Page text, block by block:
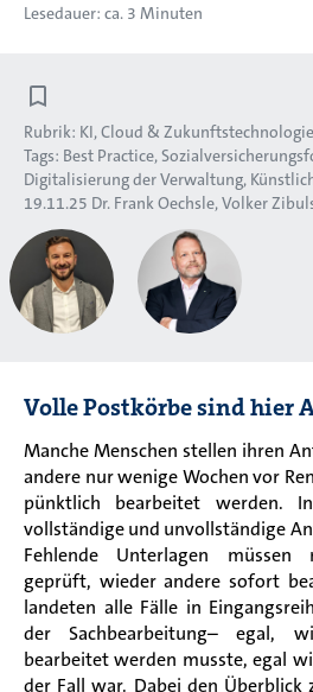
Lesedauer: ca. 3 Minuten
Rubrik: KI, Cloud &
Tags: Best Practice
Digitalisierung der Verwaltung
19.11.25 Dr. Frank Oechsle Volker
Volle Postkörbe sind hier
Manche Menschen stellen ihren
andere nur wenige Wochen vor
pünktlich bearbeitet werden.
vollständige und unvollständige
Fehlende Unterlagen müssen
geprüft, wieder andere sofort
landeten alle Fälle in
der Sachbearbeitung– egal,
bearbeitet werden musste, egal
der Fall war. Dabei den